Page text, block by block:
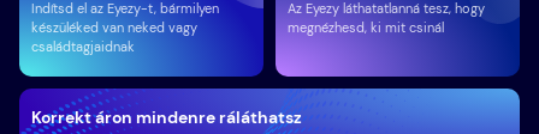
Indítsd el az Eyezy-t, bármilyen
készüléked van neked vagy
családtagjaidnak
Az Eyezy láthatatlanná tesz, hogy
megnézhesd, ki mit csinál
Korrekt áron mindenre ráláthatsz